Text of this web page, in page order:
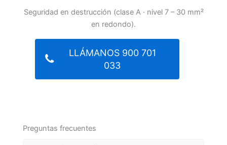
Seguridad en destrucción (clase A · nivel 7 – 30 mm²
en redondo).
LLÁMANOS 900 701
033
Preguntas frecuentes